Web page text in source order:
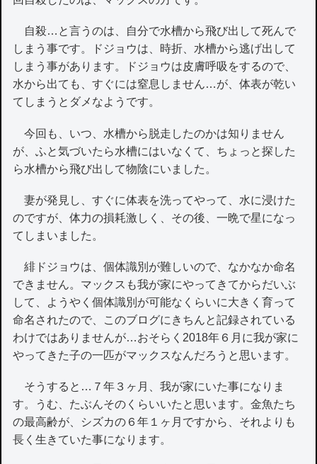
自殺…と言うのは、自分で水槽から飛び出して死んで
しまう事です。ドジョウは、時折、水槽から逃げ出して
しまう事があります。ドジョウは皮膚呼吸をするので、
水から出ても、すぐには窒息しません…が、体表が乾い
てしまうとダメなようです。
今回も、いつ、水槽から脱走したのかは知りません
が、ふと気づいたら水槽にはいなくて、ちょっと探した
ら水槽から飛び出して物陰にいました。
妻が発見し、すぐに体表を洗ってやって、水に浸けた
のですが、体力の損耗激しく、その後、一晩で星になっ
てしまいました。
緋ドジョウは、個体識別が難しいので、なかなか命名
できません。マックスも我が家にやってきてからだいぶ
して、ようやく個体識別が可能なくらいに大きく育って
命名されたので、このブログにきちんと記録されている
わけではありませんが…おそらく2018年６月に我が家に
やってきた子の一匹がマックスなんだろうと思います。
そうすると…７年３ヶ月、我が家にいた事になりま
す。うむ、たぶんそのくらいいたと思います。金魚たち
の最高齢が、シズカの６年１ヶ月ですから、それよりも
長く生きていた事になります。